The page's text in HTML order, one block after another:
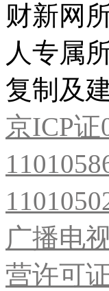
财新网
人专属
复制及
京ICP证
广播电
营许可